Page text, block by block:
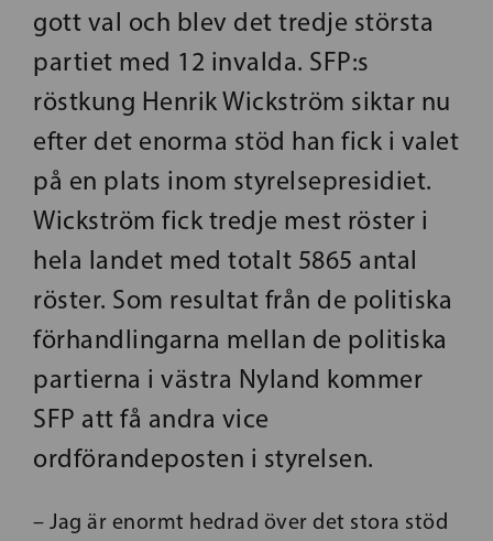
gott val och blev det tredje största
partiet med 12 invalda. SFP:s
röstkung Henrik Wickström siktar nu
efter det enorma stöd han fick i valet
på en plats inom styrelsepresidiet.
Wickström fick tredje mest röster i
hela landet med totalt 5865 antal
röster. Som resultat från de politiska
förhandlingarna mellan de politiska
partierna i västra Nyland kommer
SFP att få andra vice
ordförandeposten i styrelsen.
– Jag är enormt hedrad över det stora stöd